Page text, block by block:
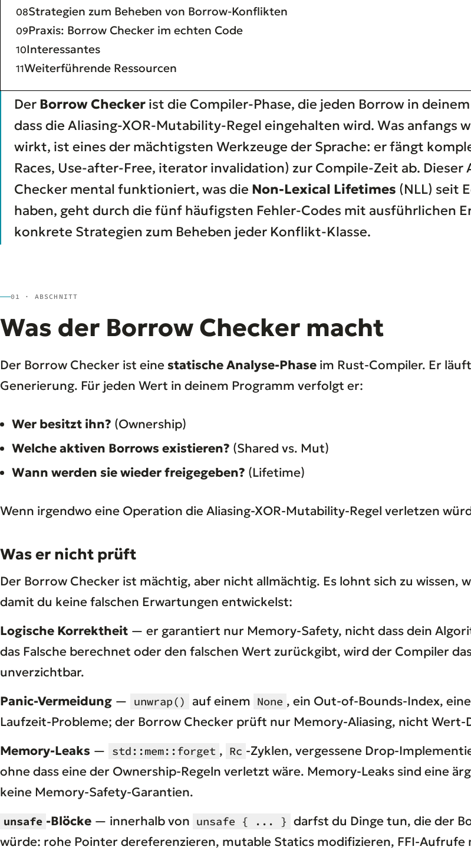
Strategien zum Beheben von Borrow-Konflikten
Praxis: Borrow Checker im echten Code
Interessantes
Weiterführende Ressourcen
Der Borrow Checker ist die Compiler-Phase, die jeden Borrow in
dass die Aliasing-XOR-Mutability-Regel eingehalten wird. Was anfangs
wirkt, ist eines der mächtigsten Werkzeuge der Sprache: er fängt
Races, Use-after-Free, iterator invalidation) zur Compile-Zeit ab.
Checker mental funktioniert, was die Non-Lexical Lifetimes (NLL) seit
haben, geht durch die fünf häufigsten Fehler-Codes mit ausführlichen
konkrete Strategien zum Beheben jeder Konflikt-Klasse.
01 · ABSCHNITT
Was der Borrow Checker macht
Der Borrow Checker ist einestatische Analyse-Phase im Rust-Compiler. Er
Generierung. Für jeden Wert in deinem Programm verfolgt er:
Wer besitzt ihn? (Ownership)
Welche aktiven Borrows existieren? (Shared vs. Mut)
Wann werden sie wieder freigegeben? (Lifetime)
Wenn irgendwo eine Operation die Aliasing-XOR-Mutability-Regel verletzen
Was er nicht prüft
Der Borrow Checker ist mächtig, aber nicht allmächtig. Es lohnt sich zu wissen,
damit du keine falschen Erwartungen entwickelst:
Logische Korrektheit — er garantiert nur Memory-Safety, nicht dass dein
das Falsche berechnet oder den falschen Wert zurückgibt, wird der Compiler
unverzichtbar.
Panic-Vermeidung — unwrap() auf einem None , ein Out-of-Bounds-Index,
Laufzeit-Probleme; der Borrow Checker prüft nur Memory-Aliasing, nicht Wert-
Memory-Leaks — std::mem::forget , Rc -Zyklen, vergessene Drop-
ohne dass eine der Ownership-Regeln verletzt wäre. Memory-Leaks sind eine
keine Memory-Safety-Garantien.
unsafe -Blöcke — innerhalb von unsafe { ... } darfst du Dinge tun, die der
würde: rohe Pointer dereferenzieren, mutable Statics modifizieren, FFI-